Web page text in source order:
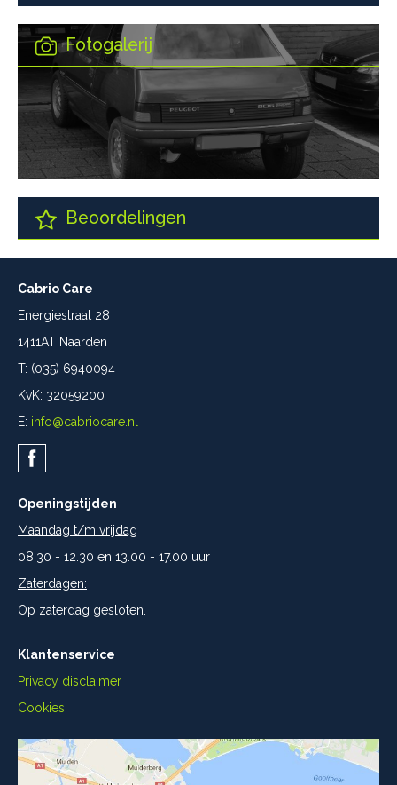
Fotogalerij
Beoordelingen
Cabrio Care
Energiestraat 28
1411AT Naarden
T: (035) 6940094
KvK: 32059200
E: info@cabriocare.nl
Openingstijden
Maandag t/m vrijdag
08.30 - 12.30 en 13.00 - 17.00 uur
Zaterdagen:
Op zaterdag gesloten.
Klantenservice
Privacy disclaimer
Cookies